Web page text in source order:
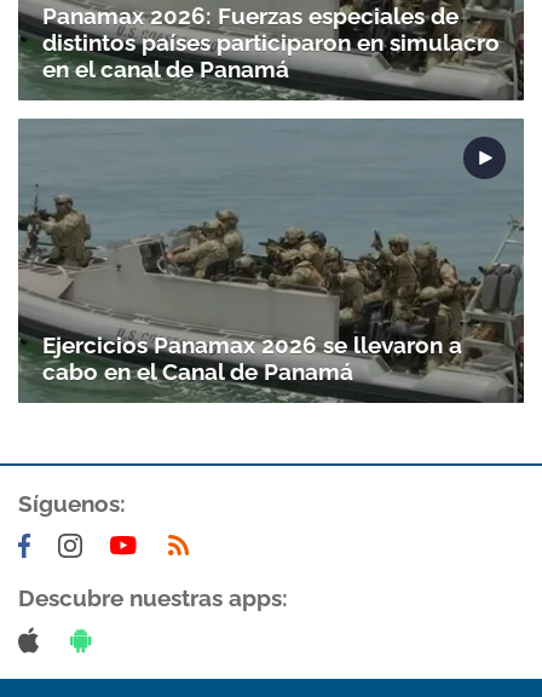
Panamax 2026: Fuerzas especiales de
distintos países participaron en simulacro
en el canal de Panamá
Ejercicios Panamax 2026 se llevaron a
cabo en el Canal de Panamá
Síguenos:
Descubre nuestras apps: